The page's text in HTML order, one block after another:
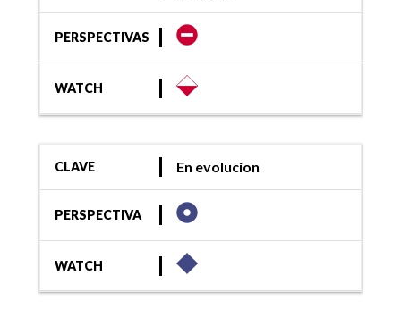
PERSPECTIVAS
WATCH
CLAVE En evolucion
PERSPECTIVA
WATCH